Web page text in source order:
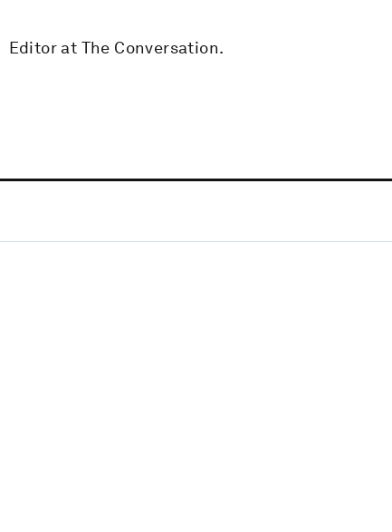
Editor at The Conversation.